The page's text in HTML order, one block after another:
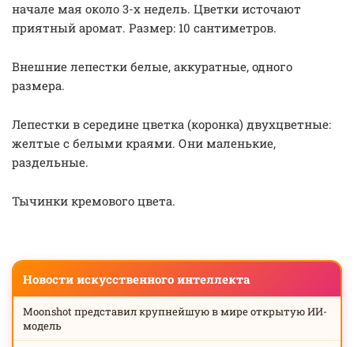
начале мая около 3-х недель. Цветки источают
приятный аромат. Размер: 10 сантиметров.
Внешние лепестки белые, аккуратные, одного
размера.
Лепестки в середине цветка (коронка) двухцветные:
желтые с белыми краями. Они маленькие,
раздельные.
Тычинки кремового цвета.
Новости искусственного интеллекта
Moonshot представил крупнейшую в мире открытую ИИ-
модель